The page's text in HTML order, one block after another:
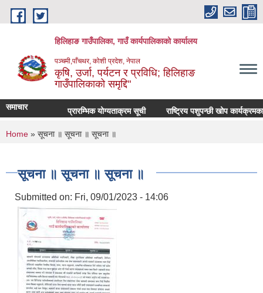
Skip to main content
हिलिहाङ गाउँपालिका, गाउँ कार्यपालिकाको कार्यालय
पञ्चमी,पाँचथर, कोशी प्रदेश, नेपाल
कृषि, उर्जा, पर्यटन र प्रविधि; हिलिहाङ
गाउँपालिकाको समृद्दि"
समाचार प्रारम्भिक योग्यताक्रम सूची राष्ट्रिय पशुपन्छी खोप
You are here
Home » सूचना ॥ सूचना ॥ सूचना ॥
सूचना ॥ सूचना ॥ सूचना ॥
Submitted on: Fri, 09/01/2023 - 14:06